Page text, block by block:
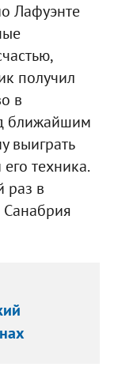
Лафуэнте
получил
в
ближайшим
выиграть
техника.
раз в
Санабрия